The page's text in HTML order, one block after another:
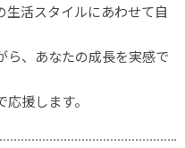
生活スタイルにあわせて自
ら、あなたの成長を実感で
援します。